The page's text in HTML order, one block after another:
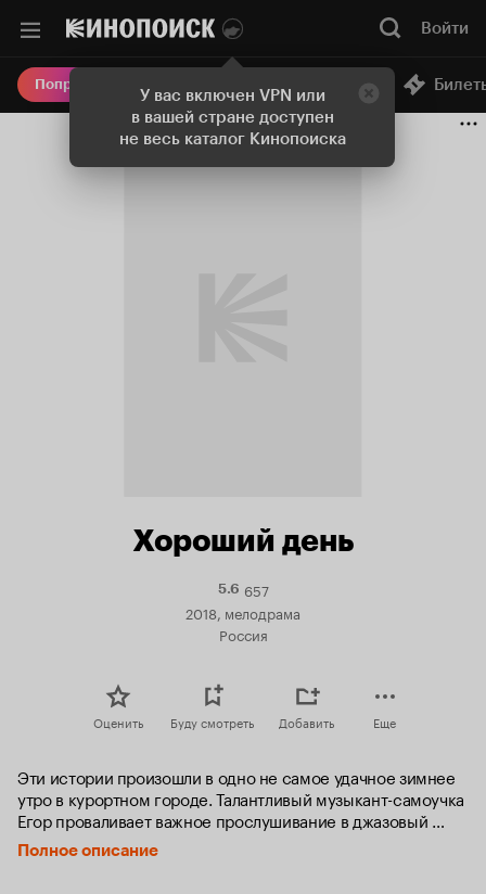
У вас включен VPN или
в вашей стране доступен
не весь каталог Кинопоиска
Войти
Попробовать Плюс Онлайн-кинотеатр
Хороший день
5.6Рейтинг
657
2018, мелодрама
Россия
Оценить Буду смотреть Добавить Еще
Эти истории произошли в одно не самое удачное зимнее
утро в курортном городе. Талантливый музыкант-самоучка
Егор проваливает важное прослушивание в джазовый
коллектив. Писатель Петр пытается покончить жизнь
самоубийством, для того чтобы повысить интерес к своей
Полное описание